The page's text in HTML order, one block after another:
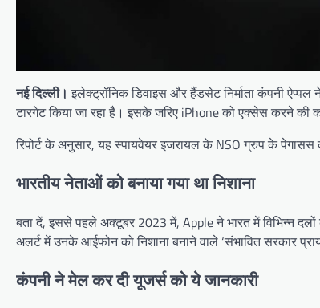
नई दिल्ली।इलेक्ट्रॉनिक डिवाइस और हैंडसेट निर्माता कंपनी
टारगेट किया जा रहा है। इसके जरिए iPhone को एक्सेस करने की
रिपोर्ट के अनुसार, यह स्पायवेयर इजरायल के NSO ग्रुप के
भारतीय नेताओं को बनाया गया था निशाना
बता दें, इससे पहले अक्टूबर 2023 में, Apple ने भारत में विभिन्न
अलर्ट में उनके आईफोन को निशाना बनाने वाले ‘संभावित सरकार
कंपनी ने मेल कर दी यूजर्स को ये जानकारी